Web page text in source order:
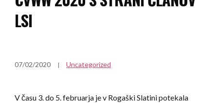
LSI
07/02/2020 Uncategorized
V času 3. do 5. februarja je v Rogaški Slatini potekala